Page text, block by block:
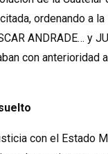
ordenando a
ANDRADE… y
con
con el Estado